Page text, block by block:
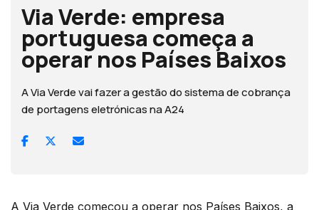
Via Verde: empresa
portuguesa começa a
operar nos Países Baixos
A Via Verde vai fazer a gestão do sistema de cobrança
de portagens eletrónicas na A24
A Via Verde começou a operar nos Países Baixos, a